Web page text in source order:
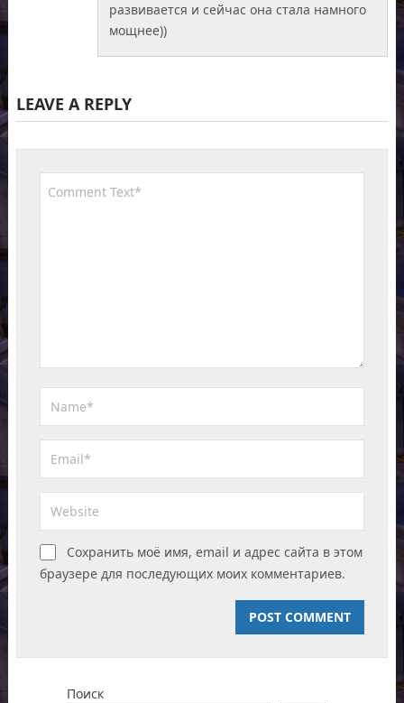
развивается и сейчас она стала намного
мощнее))
LEAVE A REPLY
Сохранить моё имя, email и адрес сайта в этом
браузере для последующих моих комментариев.
Поиск